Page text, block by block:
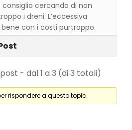
cercando di non
i dreni. L’eccessiva
con i costi purtroppo.
- dal 1 a 3 (di 3 totali)
rispondere a questo topic.